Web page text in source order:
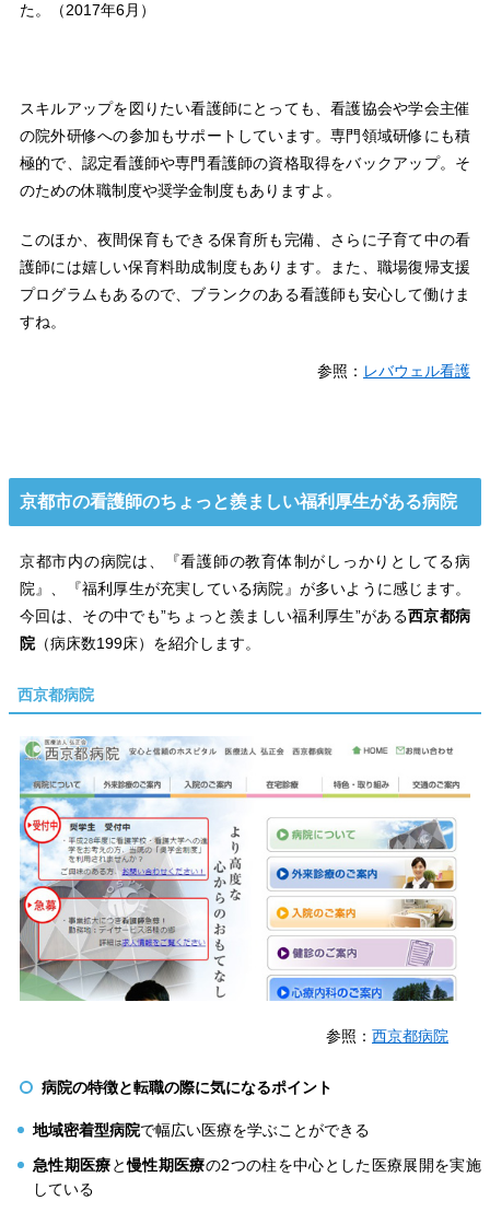
た。（2017年6月）
スキルアップを図りたい看護師にとっても、看護協会や学会主催
の院外研修への参加もサポートしています。専門領域研修にも積
極的で、認定看護師や専門看護師の資格取得をバックアップ。そ
のための休職制度や奨学金制度もありますよ。
このほか、夜間保育もできる保育所も完備、さらに子育て中の看
護師には嬉しい保育料助成制度もあります。また、職場復帰支援
プログラムもあるので、ブランクのある看護師も安心して働けま
すね。
参照： レバウェル看護
京都市の看護師のちょっと羨ましい福利厚生がある病院
京都市内の病院は、『看護師の教育体制がしっかりとしてる病
院』、『福利厚生が充実している病院』が多いように感じます。
今回は、その中でも”ちょっと羨ましい福利厚生”がある西京都病
院（病床数199床）を紹介します。
西京都病院
参照： 西京都病院
病院の特徴と転職の際に気になるポイント
地域密着型病院で幅広い医療を学ぶことができる
急性期医療と慢性期医療の2つの柱を中心とした医療展開を実施
している